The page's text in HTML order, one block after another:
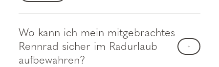
Wo kann ich mein mitgebrachtes
Rennrad sicher im Radurlaub
aufbewahren?